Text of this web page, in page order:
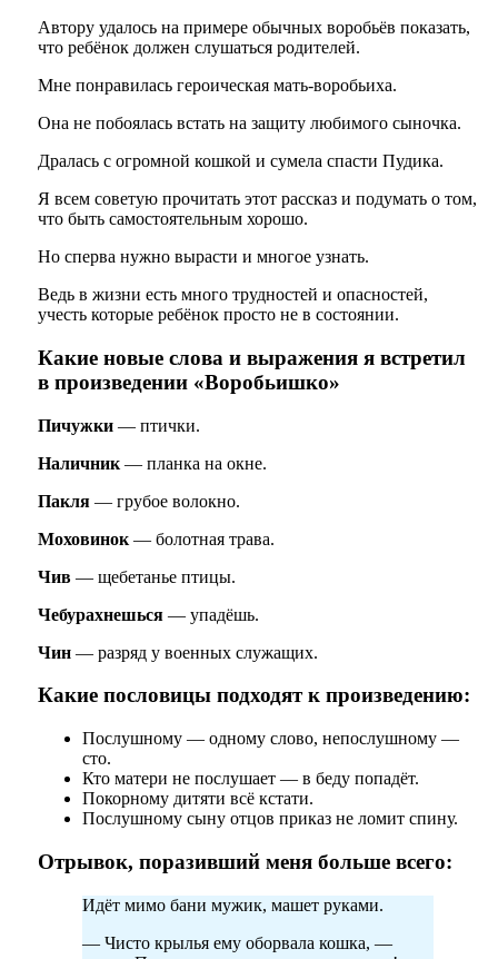
Автору удалось на примере обычных воробьёв показать,
что ребёнок должен слушаться родителей.
Мне понравилась героическая мать-воробьиха.
Она не побоялась встать на защиту любимого сыночка.
Дралась с огромной кошкой и сумела спасти Пудика.
Я всем советую прочитать этот рассказ и подумать о том,
что быть самостоятельным хорошо.
Но сперва нужно вырасти и многое узнать.
Ведь в жизни есть много трудностей и опасностей,
учесть которые ребёнок просто не в состоянии.
Какие новые слова и выражения я встретил
в произведении «Воробьишко»
Пичужки— птички.
Наличник— планка на окне.
Пакля— грубое волокно.
Моховинок— болотная трава.
Чив— щебетанье птицы.
Чебурахнешься— упадёшь.
Чин— разряд у военных служащих.
Какие пословицы подходят к произведению:
Послушному — одному слово, непослушному —
сто.
Кто матери не послушает — в беду попадёт.
Покорному дитяти всё кстати.
Послушному сыну отцов приказ не ломит спину.
Отрывок, поразивший меня больше всего:
Идёт мимо бани мужик, машет руками.
— Чисто крылья ему оборвала кошка, —